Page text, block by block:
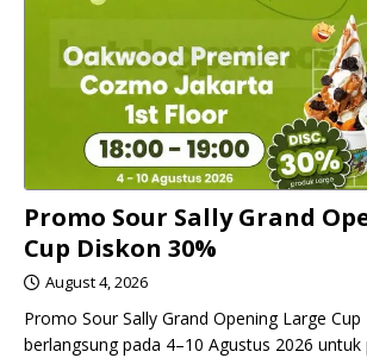
Promo Sour Sally Grand
Cup Diskon 30%
August 4, 2026
Promo Sour Sally Grand Opening Large Cup
berlangsung pada 4–10 Agustus 2026